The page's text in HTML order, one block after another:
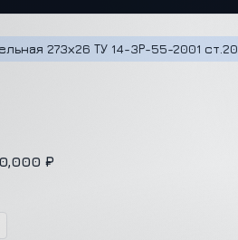
273х26 ТУ 14-3Р-55-2001 ст.20
₽